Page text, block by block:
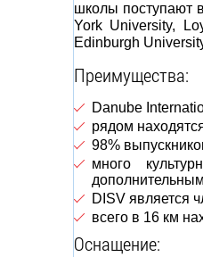
школы поступают
York University,
Edinburgh
Преимущества:
Danube
рядом
98%
много
DISV является
всего в 16 км
Оснащение: